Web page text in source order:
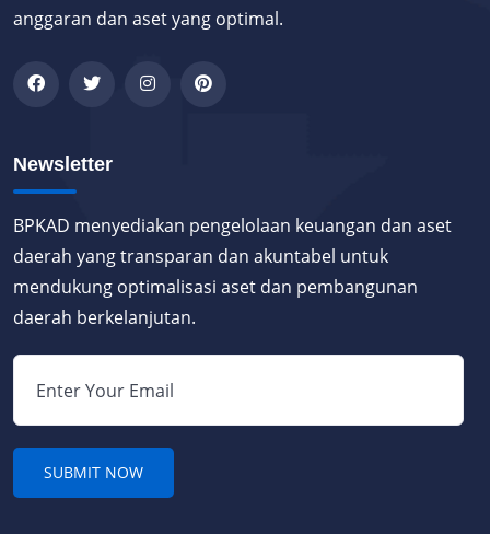
anggaran dan aset yang optimal.
Newsletter
BPKAD menyediakan pengelolaan keuangan dan aset
daerah yang transparan dan akuntabel untuk
mendukung optimalisasi aset dan pembangunan
daerah berkelanjutan.